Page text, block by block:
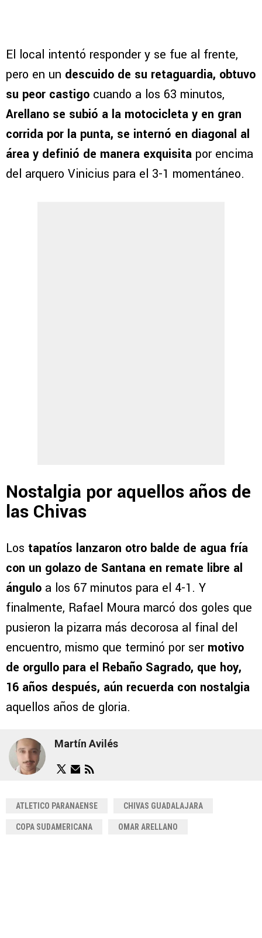
El local intentó responder y se fue al frente,
pero en un descuido de su retaguardia, obtuvo
su peor castigo cuando a los 63 minutos,
Arellano se subió a la motocicleta y en gran
corrida por la punta, se internó en diagonal al
área y definió de manera exquisita por encima
del arquero Vinicius para el 3-1 momentáneo.
Nostalgia por aquellos años de
las Chivas
Los tapatíos lanzaron otro balde de agua fría
con un golazo de Santana en remate libre al
ángulo a los 67 minutos para el 4-1. Y
finalmente, Rafael Moura marcó dos goles que
pusieron la pizarra más decorosa al final del
encuentro, mismo que terminó por ser motivo
de orgullo para el Rebaño Sagrado, que hoy,
16 años después, aún recuerda con nostalgia
aquellos años de gloria.
Martín Avilés
ATLETICO PARANAENSE CHIVAS GUADALAJARA
COPA SUDAMERICANA OMAR ARELLANO